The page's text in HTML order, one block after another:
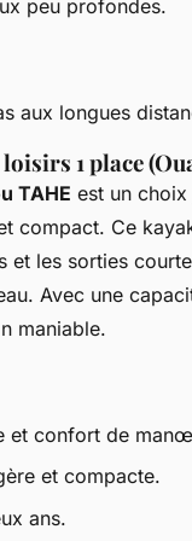
peu profondes.
aux longues
1 place
TAHE est un
compact. Ce
et les sorties
Avec une
maniable.
et confort de
et compacte.
ans.